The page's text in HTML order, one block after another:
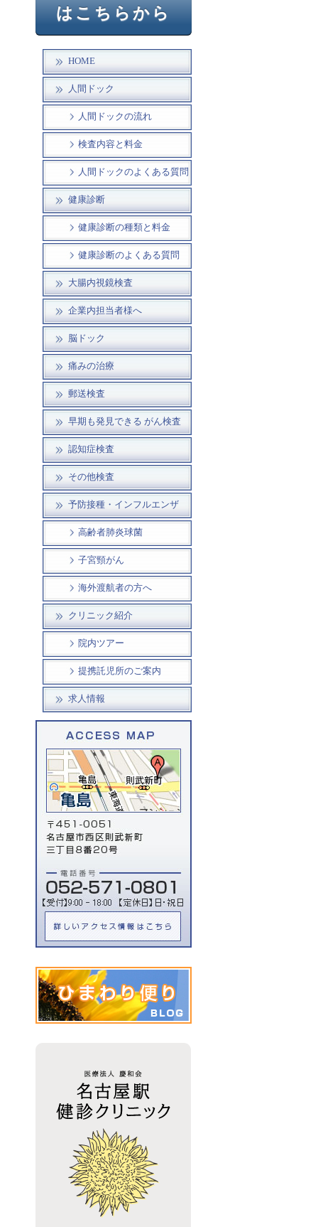
はこちらから
HOME
人間ドック
人間ドックの流れ
検査内容と料金
人間ドックのよくある質問
健康診断
健康診断の種類と料金
健康診断のよくある質問
大腸内視鏡検査
企業内担当者様へ
脳ドック
痛みの治療
郵送検査
早期も発見できる がん検査
認知症検査
その他検査
予防接種・インフルエンザ
高齢者肺炎球菌
子宮頸がん
海外渡航者の方へ
クリニック紹介
院内ツアー
提携託児所のご案内
求人情報